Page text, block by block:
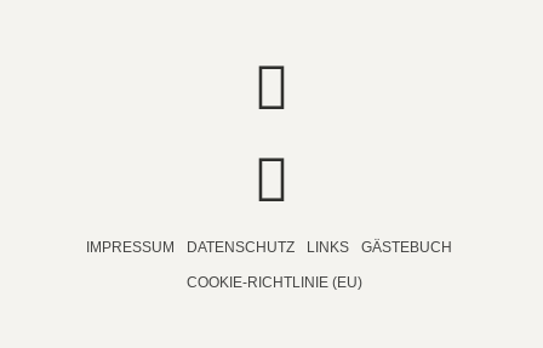
IMPRESSUM DATENSCHUTZ LINKS GÄSTEBUCH
COOKIE-RICHTLINIE (EU)